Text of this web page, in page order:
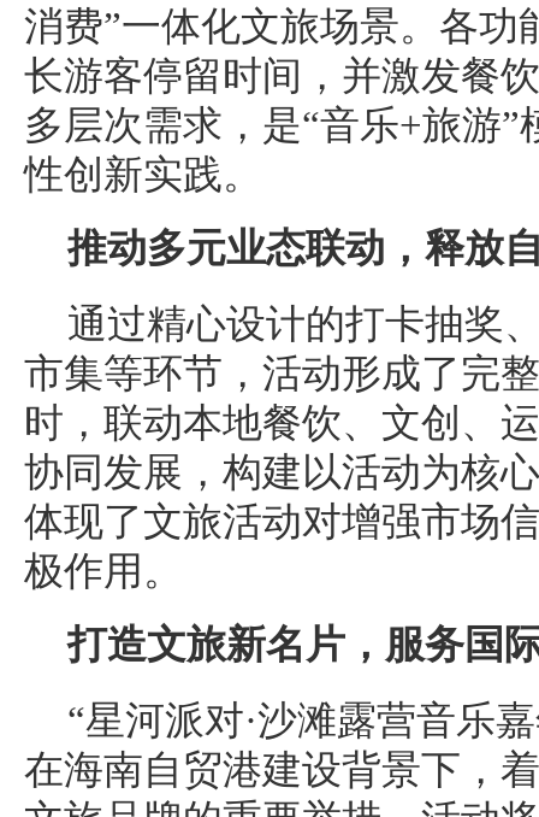
消费”一体化文旅场景。各功
长游客停留时间，并激发餐
多层次需求，是“音乐+旅游
性创新实践。
推动多元业态联动，释放
通过精心设计的打卡抽奖
市集等环节，活动形成了完
时，联动本地餐饮、文创、
协同发展，构建以活动为核
体现了文旅活动对增强市场
极作用。
打造文旅新名片，服务国
“星河派对·沙滩露营音乐
在海南自贸港建设背景下，